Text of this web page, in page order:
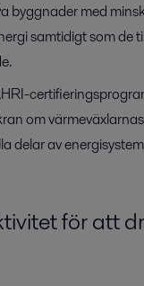
byggnader med
samtidigt som de
om
delar av
för att